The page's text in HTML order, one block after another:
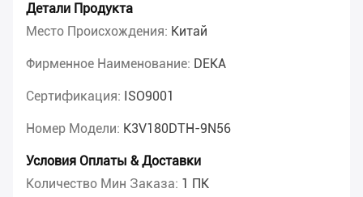
Детали Продукта
Место Происхождения: Китай
Фирменное Наименование: DEKA
Сертификация: ISO9001
Номер Модели: K3V180DTH-9N56
Условия Оплаты & Доставки
Количество Мин Заказа: 1 ПК